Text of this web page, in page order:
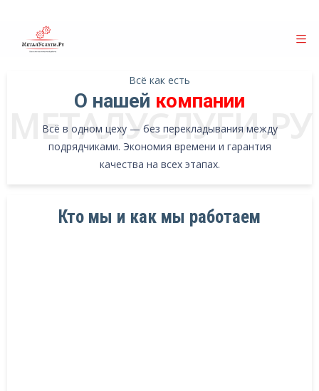
МЕТАЛУСЛУГИ.РУ
Всё как есть
О нашей компании
Всё в одном цеху — без перекладывания между
подрядчиками. Экономия времени и гарантия
качества на всех этапах.
Кто мы и как мы работаем